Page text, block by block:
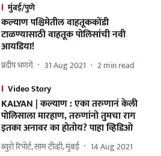
मुंबई/पुणे
कल्याण पश्चिमेतील वाहतूककोंडी
टाळण्यासाठी वाहतूक पोलिसांची नवी
आयडिया!
प्रदीप भणगे 31 Aug 2021 2min read
Video Story
KALYAN | कल्याण : एका तरुणानं केली
पोलिसाला मारहाण, तरुणांनो तुमचा राग
इतका अनावर का होतोय? पाहा व्हिडिओ
ब्युरो रिपोर्ट, साम टीव्ही, मुंबई 14 Aug 2021